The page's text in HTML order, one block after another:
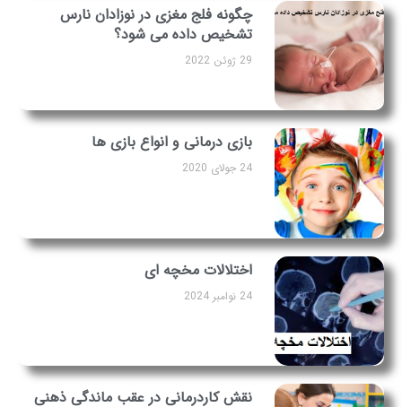
چگونه فلج مغزی در نوزادان نارس
تشخیص داده می شود؟
29 ژوئن 2022
بازی درمانی و انواع بازی ها
24 جولای 2020
اختلالات مخچه‌ ای
24 نوامبر 2024
نقش کاردرمانی در عقب ماندگی ذهنی